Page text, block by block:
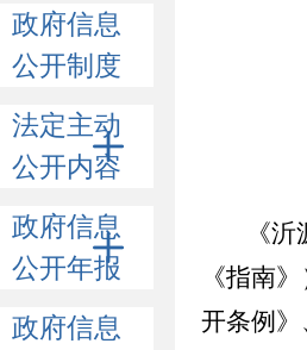
政府信息
公开制度
法定主动
公开内容
政府信息
公开年报
政府信息
《
《指南
开条例